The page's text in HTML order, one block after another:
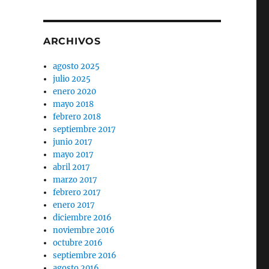
ARCHIVOS
agosto 2025
julio 2025
enero 2020
mayo 2018
febrero 2018
septiembre 2017
junio 2017
mayo 2017
abril 2017
marzo 2017
febrero 2017
enero 2017
diciembre 2016
noviembre 2016
octubre 2016
septiembre 2016